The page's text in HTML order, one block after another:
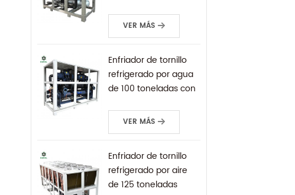
304VER MÁS
Enfriador de tornillo
refrigerado por agua
de 100 toneladas con
VER MÁS
Enfriador de tornillo
refrigerado por aire
de 125 toneladas